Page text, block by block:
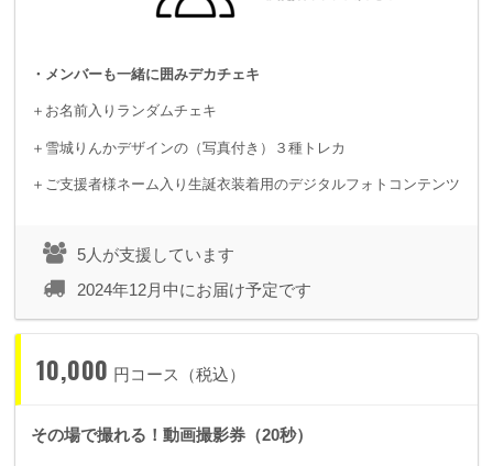
・メンバーも一緒に囲みデカチェキ
＋お名前入りランダムチェキ
＋雪城りんかデザインの（写真付き）３種トレカ
＋ご支援者様ネーム入り生誕衣装着用のデジタルフォトコンテンツ
5人が支援しています
2024年12月中にお届け予定です
10,000 円コース（税込）
その場で撮れる！動画撮影券（20秒）